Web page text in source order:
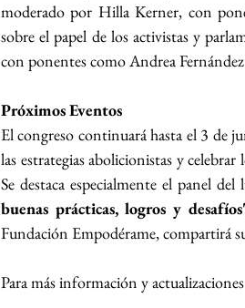
moderado por Hilla Kerner, con
sobre el papel de los activistas y
con ponentes como Andrea
Próximos Eventos
El congreso continuará hasta el 3 de
las estrategias abolicionistas y
Se destaca especialmente el panel
buenas prácticas, logros y
Fundación Empodérame, compartirá
Para más información y